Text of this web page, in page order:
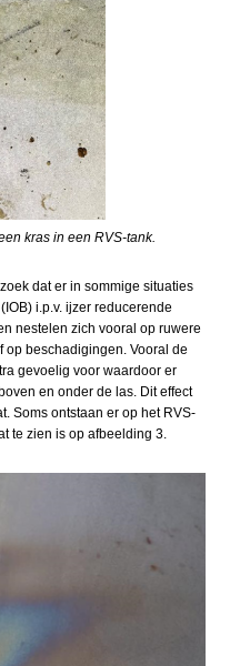
kras in een RVS-tank.
dat er in sommige situaties
i.p.v. ijzer reducerende
nestelen zich vooral op ruwere
beschadigingen. Vooral de
gevoelig voor waardoor er
en onder de las. Dit effect
Soms ontstaan er op het RVS-
te zien is op afbeelding 3.